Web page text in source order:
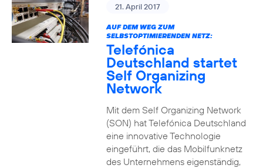
21. April 2017
AUF DEM WEG ZUM
SELBSTOPTIMIERENDEN NETZ:
Telefónica
Deutschland startet
Self Organizing
Network
Mit dem Self Organizing Network
(SON) hat Telefónica Deutschland
eine innovative Technologie
eingeführt, die das Mobilfunknetz
des Unternehmens eigenständig,